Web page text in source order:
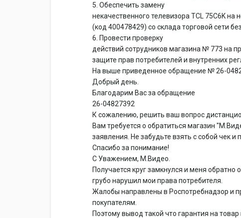
5. Обеспечить замену
некачественного телевизора TCL 75C6K
(код 400478429) со склада торговой сети
6. Провести проверку
действий сотрудников магазина № 773 на
защите прав потребителей и внутренних
На выше приведенное обращение № 26-
Добрый день.
Благодарим Вас за обращение
26-04827392
К сожалению, решить ваш вопрос
Вам требуется о обратиться магазин
заявления. Не забудьте взять с собой чек и
Спасибо за понимание!
С Уважением, М.Видео.
Получается круг замкнулся и меня обратно
грубо нарушил мои права потребителя.
Жалобы направлены в Роспотребнадзор и
покупателям.
Поэтому вывод такой что гарантия на